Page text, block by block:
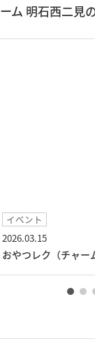
ム 明石西二見
イベント
2026.02.03
節分祭（チャーム